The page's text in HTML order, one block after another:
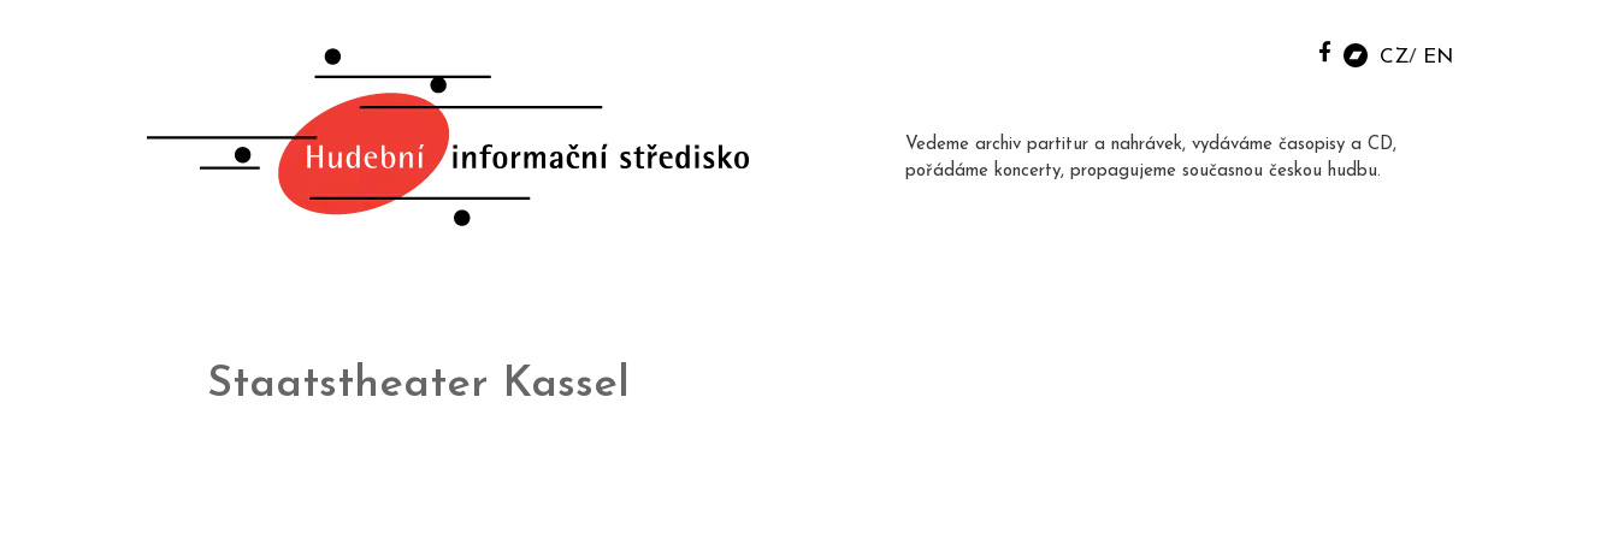
CZ EN
Vedeme archiv partitur a nahrávek, vydáváme časopisy a CD,
pořádáme koncerty, propagujeme současnou českou hudbu.
Staatstheater Kassel